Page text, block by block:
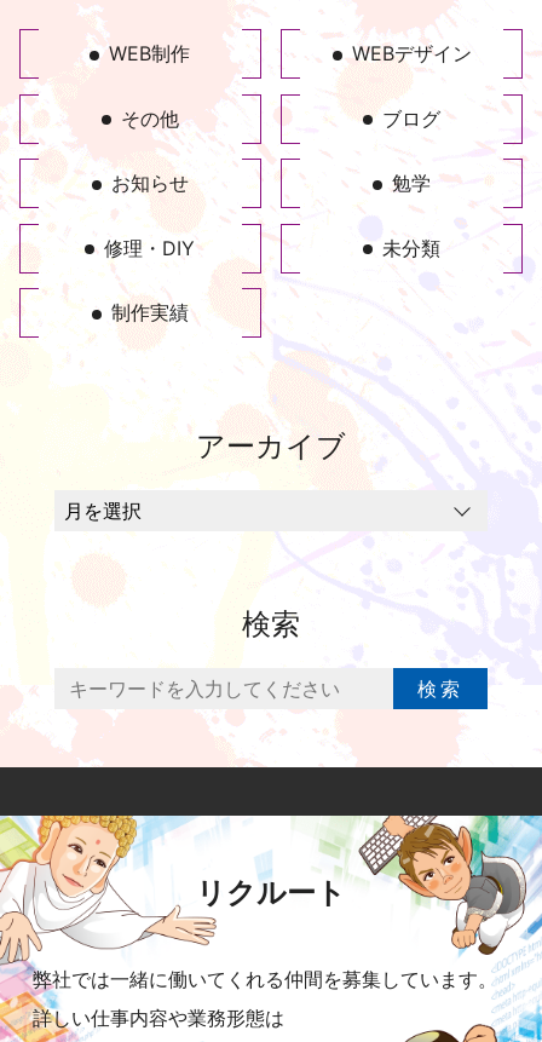
WEB制作 WEBデザイン
その他 ブログ
お知らせ 勉学
修理・DIY 未分類
制作実績
アーカイブ
検索
検索
リクルート
弊社では一緒に働いてくれる仲間を募集しています。
詳しい仕事内容や業務形態は